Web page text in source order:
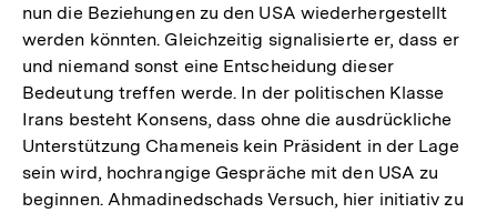
der
Fußnote
nun die Beziehungen zu den USA wiederhergestellt
werden könnten. Gleichzeitig signalisierte er, dass er
und niemand sonst eine Entscheidung dieser
Bedeutung treffen werde. In der politischen Klasse
Irans besteht Konsens, dass ohne die ausdrückliche
Unterstützung Chameneis kein Präsident in der Lage
sein wird, hochrangige Gespräche mit den USA zu
beginnen. Ahmadinedschads Versuch, hier initiativ zu